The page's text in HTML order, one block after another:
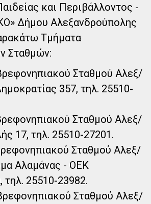
και Περιβάλλοντος -
Δήμου Αλεξανδρούπολης
Τμήματα
Σταθμών:
Σταθμού Αλεξ/
357, τηλ. 25510-
Σταθμού Αλεξ/
17, τηλ. 25510-27201.
Σταθμού Αλεξ/
Αλαμάνας - ΟΕΚ
τηλ. 25510-23982.
Σταθμού Αλεξ/